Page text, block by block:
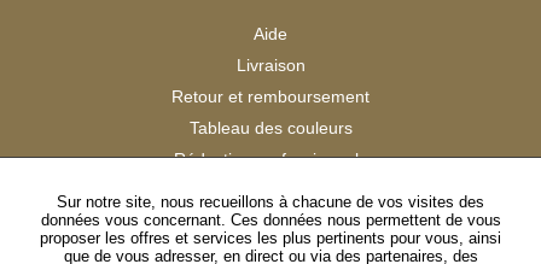
Aide
Livraison
Retour et remboursement
Tableau des couleurs
Réduction professionnels
Satisfaction Clients
Sur notre site, nous recueillons à chacune de vos visites des
données vous concernant. Ces données nous permettent de vous
proposer les offres et services les plus pertinents pour vous, ainsi
que de vous adresser, en direct ou via des partenaires, des